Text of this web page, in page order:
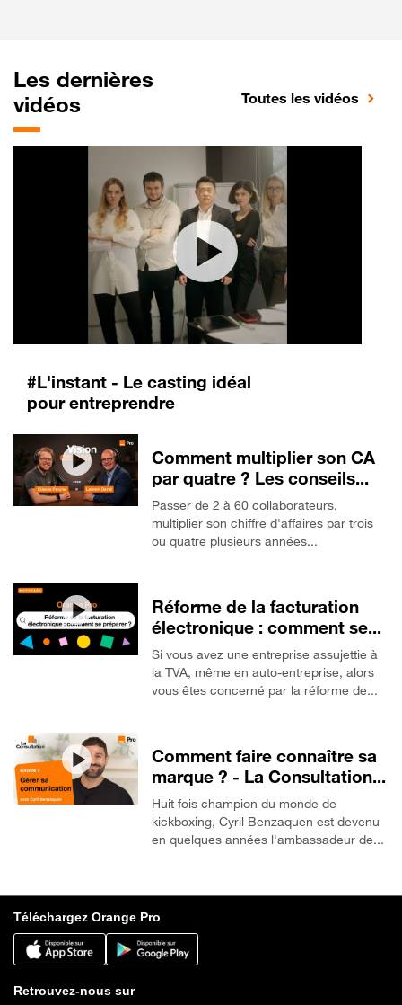
Les dernières
vidéos
Toutes les vidéos
#L'instant - Le casting idéal
pour entreprendre
Comment multiplier son CA
par quatre ? Les conseils...
Passer de 2 à 60 collaborateurs,
multiplier son chiffre d'affaires par trois
ou quatre plusieurs années...
Réforme de la facturation
électronique : comment se...
Si vous avez une entreprise assujettie à
la TVA, même en auto-entreprise, alors
vous êtes concerné par la réforme de...
Comment faire connaître sa
marque ? - La Consultation...
Huit fois champion du monde de
kickboxing, Cyril Benzaquen est devenu
en quelques années l'ambassadeur de...
Téléchargez Orange Pro
Retrouvez-nous sur